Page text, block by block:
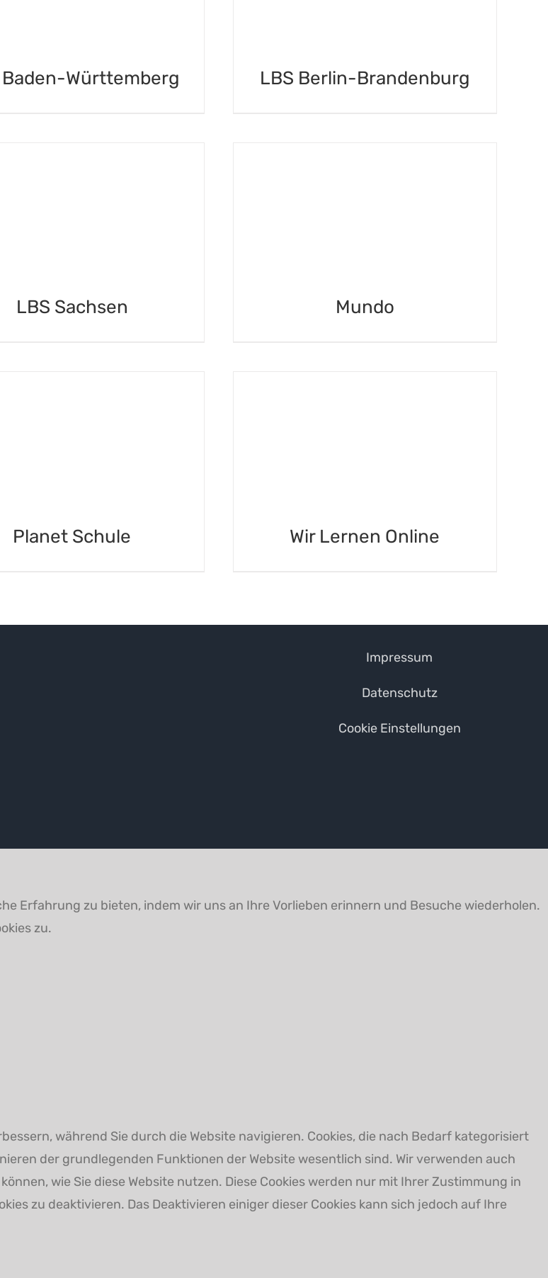
Baden-Württemberg LBS Berlin-Brandenburg
LBS Sachsen Mundo
Planet Schule Wir Lernen Online
Impressum
Datenschutz
Cookie Einstellungen
Erfahrung zu bieten, indem wir uns an Ihre Vorlieben erinnern und Besuche wiederholen.
zu.
während Sie durch die Website navigieren. Cookies, die nach Bedarf kategorisiert
der grundlegenden Funktionen der Website wesentlich sind. Wir verwenden auch
wie Sie diese Website nutzen. Diese Cookies werden nur mit Ihrer Zustimmung in
zu deaktivieren. Das Deaktivieren einiger dieser Cookies kann sich jedoch auf Ihre